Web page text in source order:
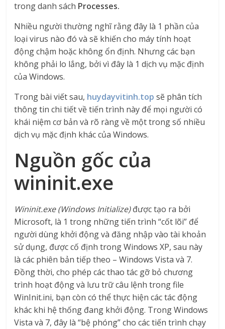
trong danh sách Processes.
Nhiều người thường nghĩ rằng đây là 1 phần của
loại virus nào đó và sẽ khiến cho máy tính hoạt
động chậm hoặc không ổn định. Nhưng các bạn
không phải lo lắng, bởi vì đây là 1 dịch vụ mặc định
của Windows.
Trong bài viết sau, huydayvitinh.top sẽ phân tích
thông tin chi tiết về tiến trình này để mọi người có
khái niệm cơ bản và rõ ràng về một trong số nhiều
dịch vụ mặc định khác của Windows.
Nguồn gốc của
wininit.exe
Wininit.exe (Windows Initialize)được tạo ra bởi
Microsoft, là 1 trong những tiến trình “cốt lõi” để
người dùng khởi động và đăng nhập vào tài khoản
sử dụng, được cố định trong Windows XP, sau này
là các phiên bản tiếp theo – Windows Vista và 7.
Đồng thời, cho phép các thao tác gỡ bỏ chương
trình hoạt động và lưu trữ câu lệnh trong file
WinInit.ini, bạn còn có thể thực hiện các tác động
khác khi hệ thống đang khởi động. Trong Windows
Vista và 7, đây là “bệ phóng” cho các tiến trình chạy